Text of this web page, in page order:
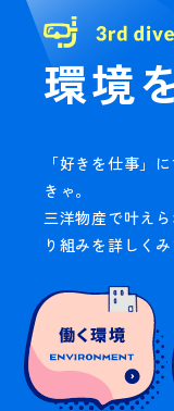
環境
「好きを仕事」
きゃ。
三洋物産で叶え
り組みを詳しくみ